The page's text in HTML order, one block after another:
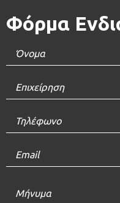
Φόρμα